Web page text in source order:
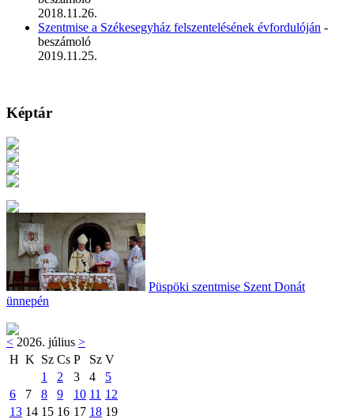
2018.11.26.
Szentmise a Székesegyház felszentelésének évfordulóján -
beszámoló
2019.11.25.
Képtár
Püspöki szentmise Szent Donát
ünnepén
< 2026. július >
H K Sz Cs P Sz V
1
2 3 4
5
6
7 8 9 10 11 12
13 14 15 16 17 18 19